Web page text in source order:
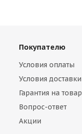
Покупателю
Условия оплаты
Условия доставки
Гарантия на товар
Вопрос-ответ
Акции